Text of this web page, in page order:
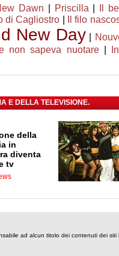
Dawn Priscilla
Il
di Cagliostro Il filo
New Day
non sapeva nuotare|
E DELLA TELEVISIONE.
della
in
diventa
tv
ad alcun titolo dei contenuti dei siti